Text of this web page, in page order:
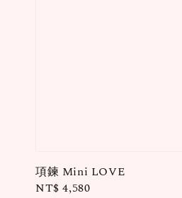
項鍊 Mini LOVE
Regular
NT$ 4,580